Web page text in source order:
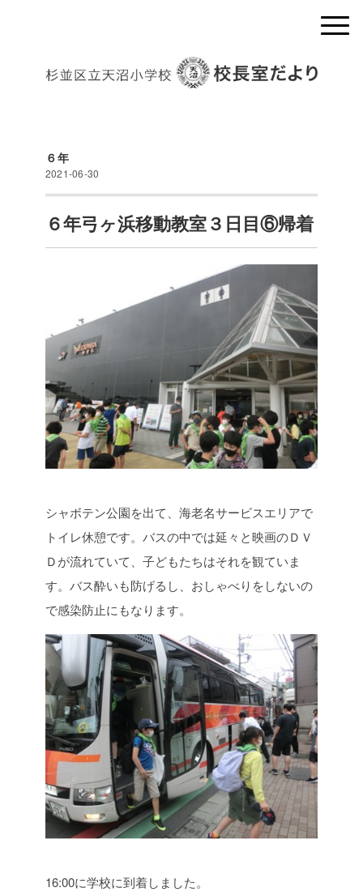
６年
2021-06-30
６年弓ヶ浜移動教室３日目⑥帰着
シャボテン公園を出て、海老名サービスエリアで
トイレ休憩です。バスの中では延々と映画のＤＶ
Ｄが流れていて、子どもたちはそれを観ていま
す。バス酔いも防げるし、おしゃべりをしないの
で感染防止にもなります。
16:00に学校に到着しました。